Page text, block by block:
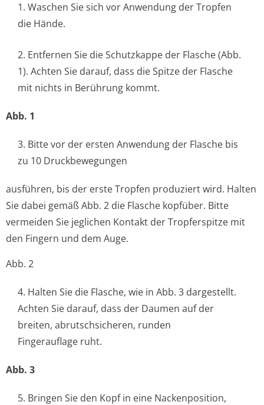
1. Waschen Sie sich vor Anwendung der Tropfen
die Hände.
2. Entfernen Sie die Schutzkappe der Flasche (Abb.
1). Achten Sie darauf, dass die Spitze der Flasche
mit nichts in Berührung kommt.
Abb. 1
3. Bitte vor der ersten Anwendung der Flasche bis
zu 10 Druckbewegungen
ausführen, bis der erste Tropfen produziert wird. Halten
Sie dabei gemäß Abb. 2 die Flasche kopfüber. Bitte
vermeiden Sie jeglichen Kontakt der Tropferspitze mit
den Fingern und dem Auge.
Abb. 2
4. Halten Sie die Flasche, wie in Abb. 3 dargestellt.
Achten Sie darauf, dass der Daumen auf der
breiten, abrutschsicheren, runden
Fingerauflage ruht.
Abb. 3
5. Bringen Sie den Kopf in eine Nackenposition,